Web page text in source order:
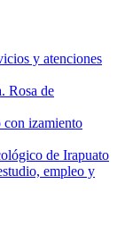
y atenciones
Rosa de
con izamiento
de Irapuato
empleo y